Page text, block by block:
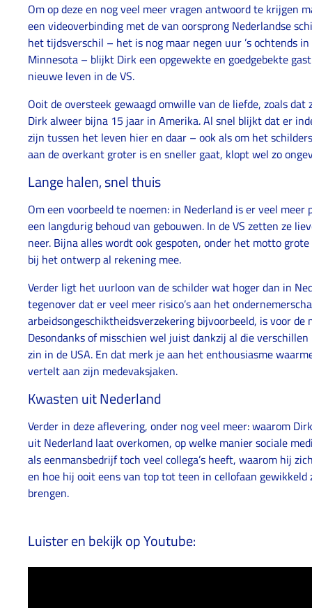
Om op deze en nog veel meer vragen antwoord te krijgen
een videoverbinding met de van oorsprong Nederlandse
het tijdsverschil – het is nog maar negen uur ’s ochtends
Minnesota – blijkt Dirk een opgewekte en goedgebekte
nieuwe leven in de VS.
Ooit de oversteek gewaagd omwille van de liefde, zoals
Dirk alweer bijna 15 jaar in Amerika. Al snel blijkt dat er
zijn tussen het leven hier en daar – ook als om het
aan de overkant groter is en sneller gaat, klopt wel zo
Lange halen, snel thuis
Om een voorbeeld te noemen: in Nederland is er veel
een langdurig behoud van gebouwen. In de VS zetten ze
neer. Bijna alles wordt ook gespoten, onder het motto
bij het ontwerp al rekening mee.
Verder ligt het uurloon van de schilder wat hoger dan in
tegenover dat er veel meer risico’s aan het
arbeidsongeschiktheidsverzekering bijvoorbeeld, is voor
Desondanks of misschien wel juist dankzij al die
zin in de USA. En dat merk je aan het enthousiasme
vertelt aan zijn medevaksjaken.
Kwasten uit Nederland
Verder in deze aflevering, onder nog veel meer: waarom
uit Nederland laat overkomen, op welke manier sociale
als eenmansbedrijf toch veel collega’s heeft, waarom hij
en hoe hij ooit eens van top tot teen in cellofaan gewikkeld
brengen.
Luister en bekijk op Youtube: